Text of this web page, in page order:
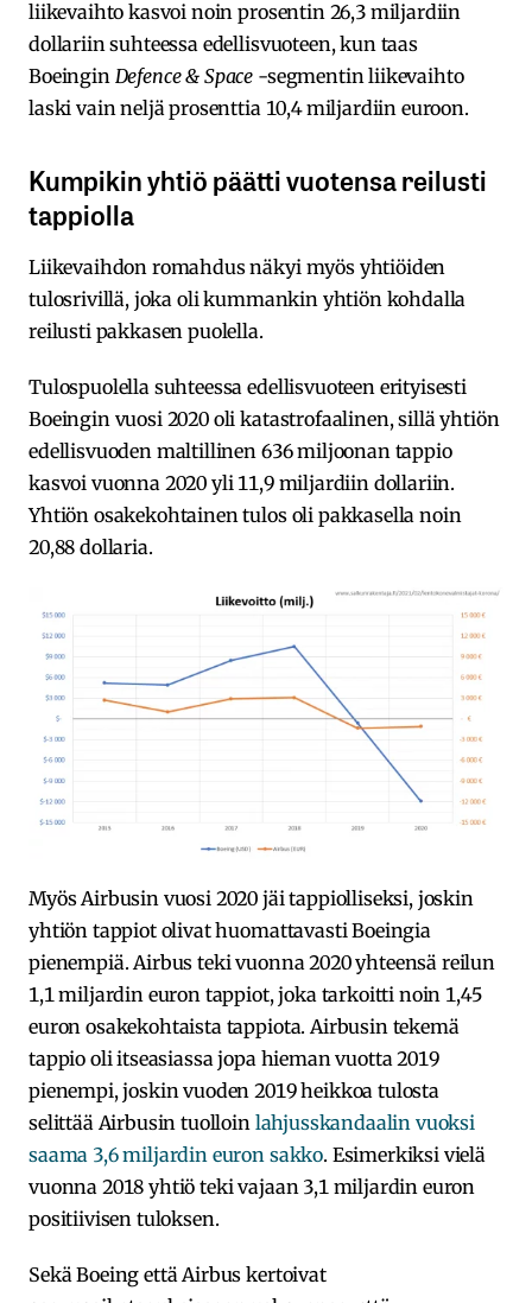
liikevaihto kasvoi noin prosentin 26,3 miljardiin
dollariin suhteessa edellisvuoteen, kun taas
Boeingin Defence & Space -segmentin liikevaihto
laski vain neljä prosenttia 10,4 miljardiin euroon.
Kumpikin yhtiö päätti vuotensa reilusti
tappiolla
Liikevaihdon romahdus näkyi myös yhtiöiden
tulosrivillä, joka oli kummankin yhtiön kohdalla
reilusti pakkasen puolella.
Tulospuolella suhteessa edellisvuoteen erityisesti
Boeingin vuosi 2020 oli katastrofaalinen, sillä yhtiön
edellisvuoden maltillinen 636 miljoonan tappio
kasvoi vuonna 2020 yli 11,9 miljardiin dollariin.
Yhtiön osakekohtainen tulos oli pakkasella noin
20,88 dollaria.
Myös Airbusin vuosi 2020 jäi tappiolliseksi, joskin
yhtiön tappiot olivat huomattavasti Boeingia
pienempiä. Airbus teki vuonna 2020 yhteensä reilun
1,1 miljardin euron tappiot, joka tarkoitti noin 1,45
euron osakekohtaista tappiota. Airbusin tekemä
tappio oli itseasiassa jopa hieman vuotta 2019
pienempi, joskin vuoden 2019 heikkoa tulosta
selittää Airbusin tuolloin lahjusskandaalin vuoksi
saama 3,6 miljardin euron sakko. Esimerkiksi vielä
vuonna 2018 yhtiö teki vajaan 3,1 miljardin euron
positiivisen tuloksen.
Sekä Boeing että Airbus kertoivat